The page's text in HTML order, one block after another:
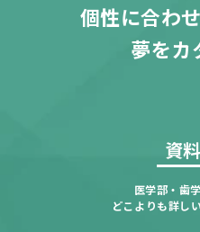
個性に合わ
夢をカ
資
医学部・歯
どこよりも詳し